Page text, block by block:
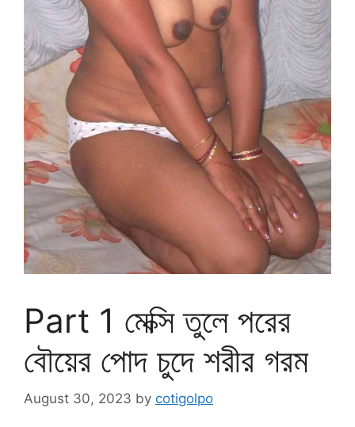
Part 1 মেক্সি তুলে পরের
বৌয়ের পোদ চুদে শরীর গরম
August 30, 2023 by cotigolpo